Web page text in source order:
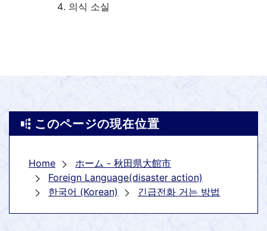
의식 소실
このページの現在位置
Home
ホーム - 秋田県大館市
Foreign Language(disaster action)
한국어 (Korean)
긴급전화 거는 방법